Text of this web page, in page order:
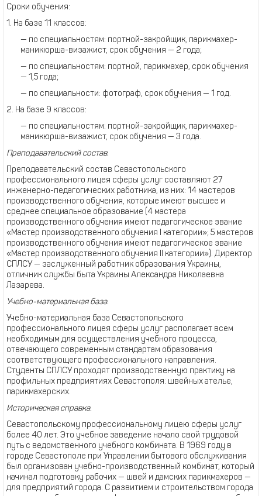
Сроки обучения:
1. На базе 11 классов:
— по специальностям: портной-закройщик, парикмахер-
маникюрша-визажист, срок обучения — 2 года;
— по специальностям: портной, парикмахер, срок обучения
— 1,5 года;
— по специальности: фотограф, срок обучения — 1 год.
2. На базе 9 классов:
— по специальностям: портной-закройщик, парикмахер-
маникюрша-визажист, срок обучения — 3 года.
Преподавательский состав.
Преподавательский состав Севастопольского
профессионального лицея сферы услуг составляют 27
инженерно-педагогических работника, из них: 14 мастеров
производственного обучения, которые имеют высшее и
среднее специальное образование (4 мастера
производственного обучения имеют педагогическое звание
«Мастер производственного обучения I категории»; 5 мастеров
производственного обучения имеют педагогическое звание
«Мастер производственного обучения II категории»). Директор
СПЛСУ — заслуженный работник образования Украины,
отличник службы быта Украины Александра Николаевна
Лазарева.
Учебно-материальная база.
Учебно-материальная база Севастопольского
профессионального лицея сферы услуг располагает всем
необходимым для осуществления учебного процесса,
отвечающего современным стандартам образования
соответствующего профессионального направления.
Студенты СПЛСУ проходят производственную практику на
профильных предприятиях Севастополя: швейных ателье,
парикмахерских.
Историческая справка.
Севастопольскому профессиональному лицею сферы услуг
более 40 лет. Это учебное заведение начало свой трудовой
путь с ведомственного учебного комбината. В 1969 году в
городе Севастополе при Управлении бытового обслуживания
был организован учебно-производственный комбинат, который
начинал подготовку рабочих — швей и дамских парикмахеров —
для предприятий города. С развитием и строительством города